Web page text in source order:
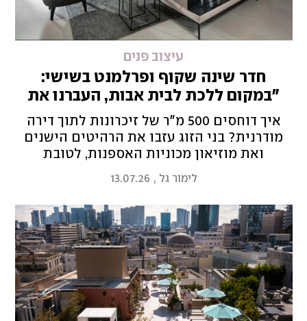
עיצוב פנים
חדר שינה שקוף ופרלמנט בשישי:
"במקום ללכת לבית אבות, העברנו את
החיים לתל אביב"
איך דוחסים 500 מ"ר של זיכרונות לתוך דירה
מודרנית? בני הזוג עזבו את הרהיטים הישנים
ואת מוזיאון מכוניות האספנות, לטובת
מיני־פנטהאוז מינימליסטי עם נוף לים
לימור גל ,
13.07.26